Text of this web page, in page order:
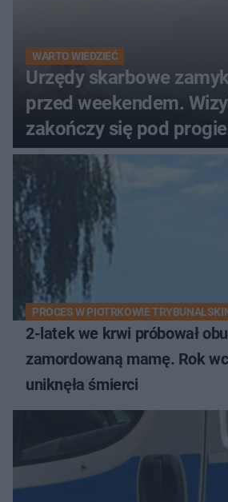
WARTO WIEDZIEĆ
Urzędy skarbowe
przed weekendem.
zakończy się pod
PROCES W PIOTRKOWIE
2-latek we krwi próbował
zamordowaną mamę. Rok
uniknęła śmierci